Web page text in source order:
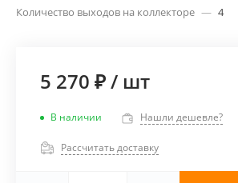
Количество выходов на коллекторе — 4
5 270 ₽/ шт
В наличии Нашли дешевле?
Рассчитать доставку